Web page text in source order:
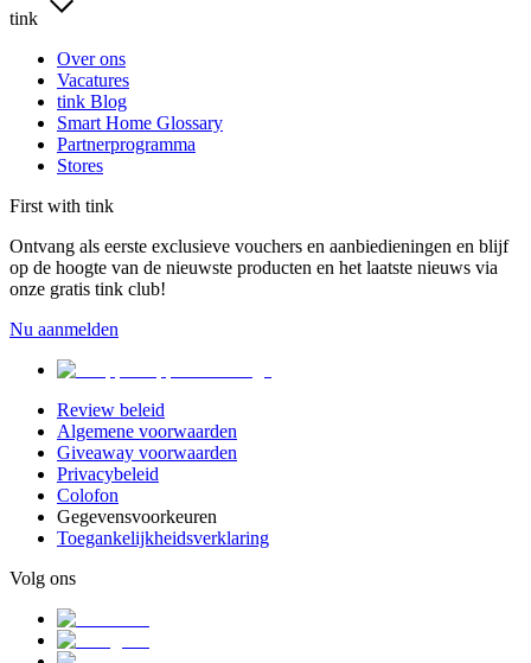
tink
Over ons
Vacatures
tink Blog
Smart Home Glossary
Partnerprogramma
Stores
First with tink
Ontvang als eerste exclusieve vouchers en aanbiedieningen en blijf
op de hoogte van de nieuwste producten en het laatste nieuws via
onze gratis tink club!
Nu aanmelden
Review beleid
Algemene voorwaarden
Giveaway voorwaarden
Privacybeleid
Colofon
Gegevensvoorkeuren
Toegankelijkheidsverklaring
Volg ons